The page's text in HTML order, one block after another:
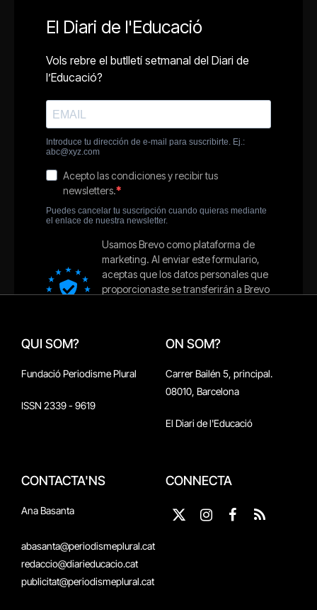
QUI SOM?
Fundació Periodisme Plural
ISSN 2339 - 9619
ON SOM?
Carrer Bailén 5, principal.
08010, Barcelona
El Diari de l'Educació
CONTACTA'NS
Ana Basanta
abasanta@periodismeplural.cat
redaccio@diarieducacio.cat
publicitat@periodismeplural.cat
CONNECTA
X
Instagram
Facebook
RSS